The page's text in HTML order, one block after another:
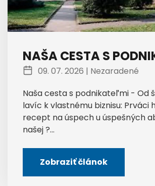
NAŠA CESTA S
09. 07. 2026 | Nezaradené
Naša cesta s podnikateľmi - Od
lavíc k vlastnému biznisu: Prváci
recept na úspech u úspešných
našej ?...
Zobraziť článok